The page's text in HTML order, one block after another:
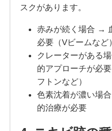
スクがあります。
赤みが続く場合 →
必要（Vビームなど）
クレーターがある
的アプローチが必
フトンなど）
色素沈着が濃い場
的治療が必要